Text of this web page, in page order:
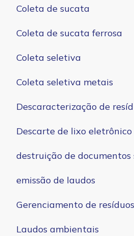
Coleta de sucata
Coleta de sucata ferrosa
Coleta seletiva
Coleta seletiva metais
Descaracterização de
Descarte de lixo eletrônico
destruição de documentos
emissão de laudos
Gerenciamento de resíduos
Laudos ambientais